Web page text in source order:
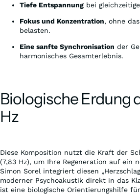
Tiefe Entspannung bei
Fokus und Konzentration, ohne
belasten.
Eine sanfte Synchronisation der
harmonisches Gesamterlebnis.
Biologische Erdung
Hz
Diese Komposition nutzt die Kraft der
(7,83 Hz), um Ihre Regeneration auf ein
Simon Sorel integriert diesen
moderner Psychoakustik direkt in das
ist eine biologische Orientierungshilfe